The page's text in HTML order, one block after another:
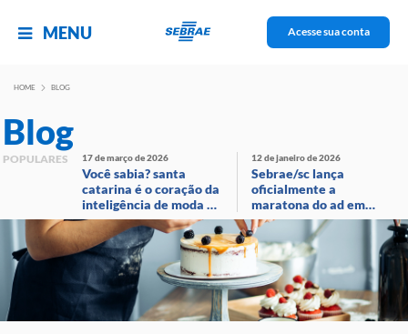
MENU Acesse sua conta
HOME BLOG
Blog
POPULARES 17 de março de 2026
Você sabia? santa
catarina é o coração da
inteligência de moda no
brasil!
12 de janeiro de 2026
Sebrae/sc lança
oficialmente a
maratona do ad em
evento com
transmissão ao vivo